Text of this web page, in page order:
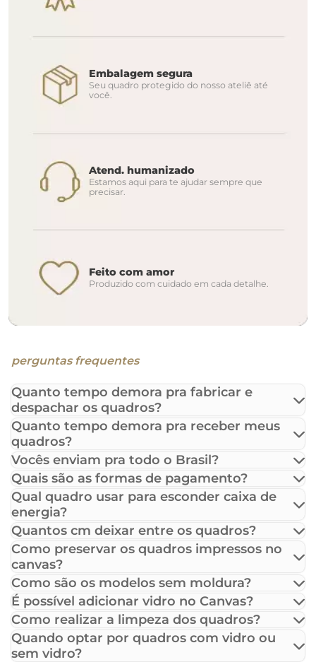
Embalagem segura
Seu quadro protegido do nosso ateliê até
você.
Atend. humanizado
Estamos aqui para te ajudar sempre que
precisar.
Feito com amor
Produzido com cuidado em cada detalhe.
perguntas frequentes
Quanto tempo demora pra fabricar e
despachar os quadros?
Quanto tempo demora pra receber meus
quadros?
Vocês enviam pra todo o Brasil?
Quais são as formas de pagamento?
Qual quadro usar para esconder caixa de
energia?
Quantos cm deixar entre os quadros?
Como preservar os quadros impressos no
canvas?
Como são os modelos sem moldura?
É possível adicionar vidro no Canvas?
Como realizar a limpeza dos quadros?
Quando optar por quadros com vidro ou
sem vidro?